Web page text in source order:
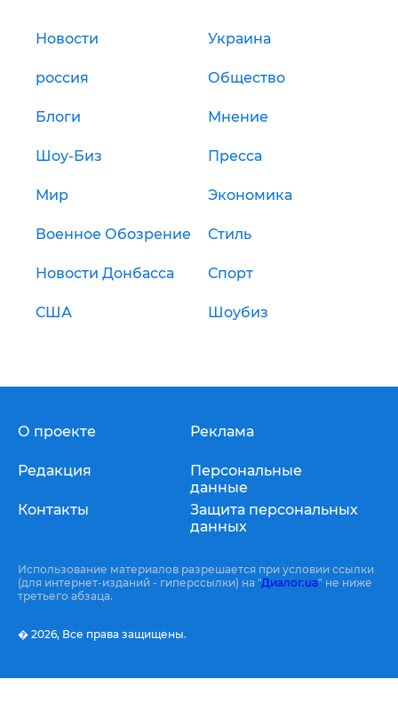
Новости Украина
россия Общество
Блоги Мнение
Шоу-Биз Пресса
Мир Экономика
Военное Обозрение Стиль
Новости Донбасса Спорт
США Шоубиз
О проекте
Редакция
Контакты
Реклама
Персональные
данные
Защита персональных
данных
Использование материалов разрешается при условии ссылки
(для интернет-изданий - гиперссылки) на "Диалог.ua" не ниже
третьего абзаца.
� 2026, Все права защищены.